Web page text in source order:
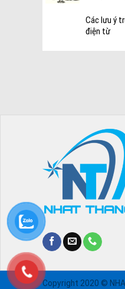
Các lưu ý
điện từ
Copyright 2020 ©